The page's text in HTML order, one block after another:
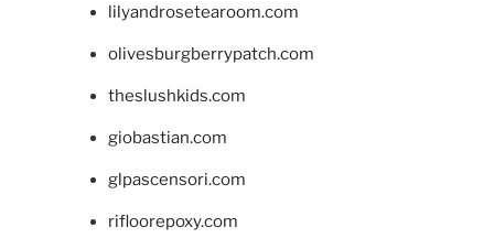
lilyandrosetearoom.com
olivesburgberrypatch.com
theslushkids.com
giobastian.com
glpascensori.com
rifloorepoxy.com